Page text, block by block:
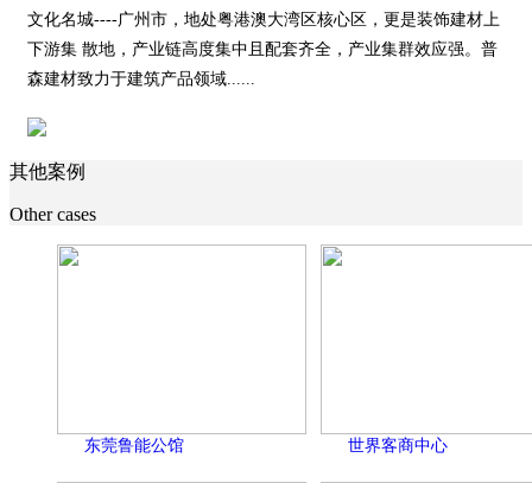
文化名城----广州市，地处粤港澳大湾区核心区，更是装饰建材上
下游集 散地，产业链高度集中且配套齐全，产业集群效应强。普
森建材致力于建筑产品领域......
其他案例
Other cases
东莞鲁能公馆 世界客商中心